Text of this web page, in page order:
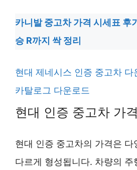
카니발 중고차 가격 시세표 후
승 R까지 싹 정리
현대 제네시스 인증 중고차 다
카탈로그 다운로드
현대 인증 중고차 가격
현대 인증 중고차의 가격은 다
다르게 형성됩니다. 차량의 주